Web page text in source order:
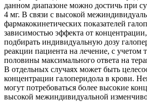
данном диапазоне можно достичь при
4 мг. В связи с высокой
фармакокинетических показателей
зависимостью эффекта от
подбирать индивидуальную дозу
реакции пациента на лечение, с учетом
половины максимального ответа на
В отдельных случаях может быть
концентрации галоперидола в крови.
могут потребоваться более высокие
высокой межиндивидуальной